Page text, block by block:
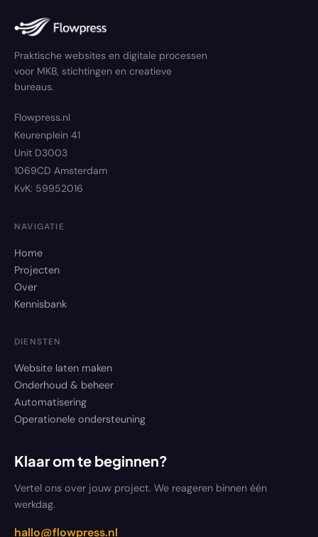
Praktische websites en digitale processen
voor MKB, stichtingen en creatieve
bureaus.
Flowpress.nl
Keurenplein 41
Unit D3003
1069CD Amsterdam
KvK: 59952016
NAVIGATIE
Home
Projecten
Over
Kennisbank
DIENSTEN
Website laten maken
Onderhoud & beheer
Automatisering
Operationele ondersteuning
Klaar om te beginnen?
Vertel ons over jouw project. We reageren binnen één
werkdag.
hallo@flowpress.nl